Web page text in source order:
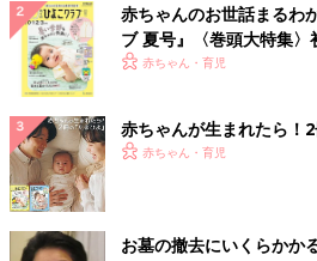
赤ちゃんのお世話まるわ
ブ 夏号』〈巻頭大特集
く！ おっぱい・ミルクの
赤ちゃん・育児
赤ちゃんが生まれたら！2
赤ちゃん・育児
お墓の撤去にいくらかか